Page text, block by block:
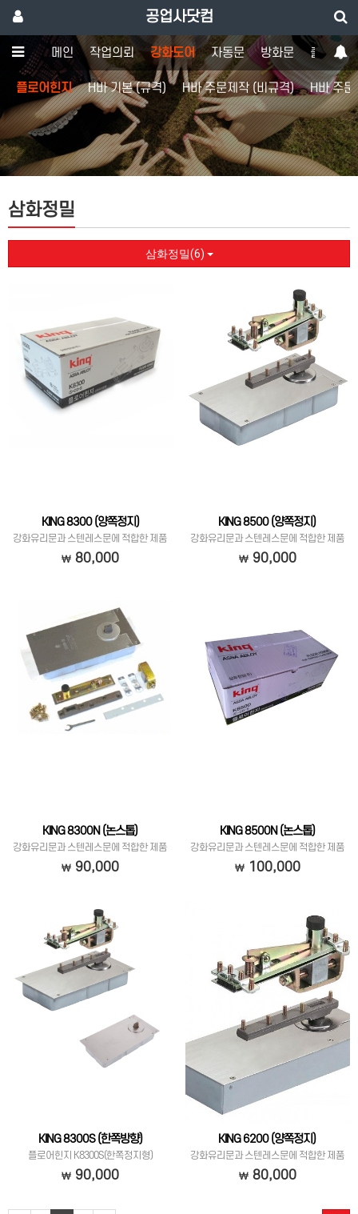
공업사닷컴
메인 작업의뢰 강화도어 자동문 방화문 출입통제
플로어힌지 H바 기본 (규격) H바 주문제작 (비규격) H바 주
삼화정밀
삼화정밀(6)
KING 8300 (양쪽정지)
강화유리문과 스텐레스문에 적합한 제품
입니다.
80,000
KING 8500 (양쪽정지)
강화유리문과 스텐레스문에 적합한 제품
입니다.
90,000
KING 8300N (논스톱)
강화유리문과 스텐레스문에 적합한 제품
입니다.
90,000
KING 8500N (논스톱)
강화유리문과 스텐레스문에 적합한 제품
입니다.
100,000
KING 8300S (한쪽방향)
플로어힌지 K8300S(한쪽정지형)
90,000
KING 6200 (양쪽정지)
강화유리문과 스텐레스문에 적합한 제품
입니다.
80,000